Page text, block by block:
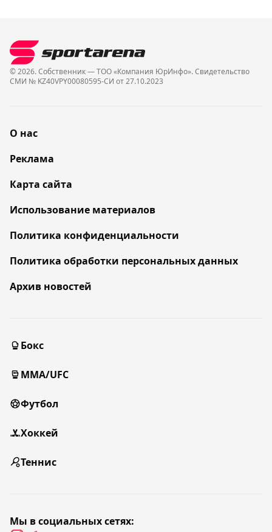
© 2026. Собственник — ТОО «Компания ЮрИнфо». Cвидетельство
СМИ № KZ40VPY00080595-СИ от 27.10.2023
О нас
Реклама
Карта сайта
Использование материалов
Политика конфиденциальности
Политика обработки персональных данных
Архив новостей
Бокс
MMA/UFC
Футбол
Хоккей
Теннис
Мы в социальных сетях: